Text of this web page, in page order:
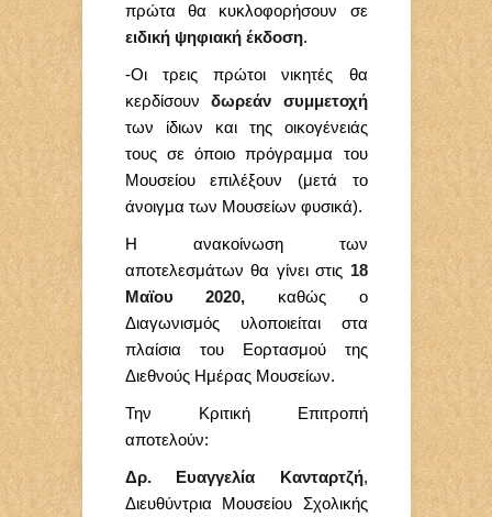
πρώτα θα κυκλοφορήσουν σε
ειδική ψηφιακή έκδοση.
-Οι τρεις πρώτοι νικητές θα
κερδίσουν δωρεάν συμμετοχή
των ίδιων και της οικογένειάς
τους σε όποιο πρόγραμμα του
Μουσείου επιλέξουν (μετά το
άνοιγμα των Μουσείων φυσικά).
Η ανακοίνωση των
αποτελεσμάτων θα γίνει στις 18
Μαϊου 2020, καθώς ο
Διαγωνισμός υλοποιείται στα
πλαίσια του Εορτασμού της
Διεθνούς Ημέρας Μουσείων.
Την Κριτική Επιτροπή
αποτελούν:
Δρ. Ευαγγελία Κανταρτζή,
Διευθύντρια Μουσείου Σχολικής